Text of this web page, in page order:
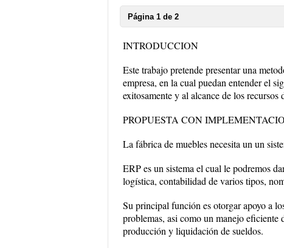
Página 1 de 2
INTRODUCCION
Este trabajo pretende presentar una
empresa, en la cual puedan entender el
exitosamente y al alcance de los recursos
PROPUESTA CON
La fábrica de muebles necesita un un
ERP es un sistema el cual le podremos
logística, contabilidad de varios tipos,
Su principal función es otorgar apoyo a
problemas, asi como un manejo eficiente
producción y liquidación de sueldos.